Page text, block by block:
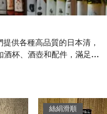
供各種高品質的日本清，
杯、酒壺和配件，滿足您
絲絹滑順